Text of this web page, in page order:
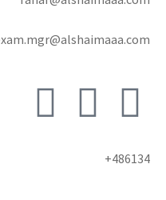
486134+